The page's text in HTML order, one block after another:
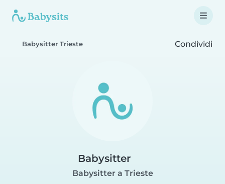
Babysitter Trieste Condividi
Babysitter
Babysitter a Trieste